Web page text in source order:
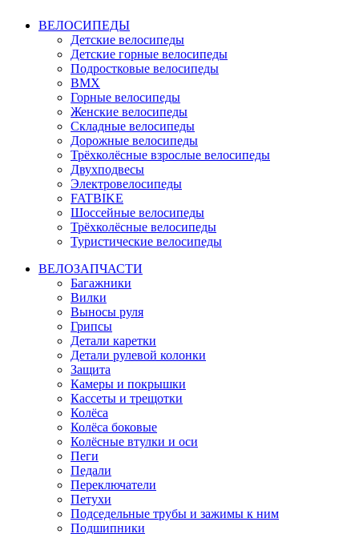
ВЕЛОСИПЕДЫ
Детские велосипеды
Детские горные велосипеды
Подростковые велосипеды
BMX
Горные велосипеды
Женские велосипеды
Складные велосипеды
Дорожные велосипеды
Трёхколёсные взрослые велосипеды
Двухподвесы
Электровелосипеды
FATBIKE
Шоссейные велосипеды
Трёхколёсные велосипеды
Туристические велосипеды
ВЕЛОЗАПЧАСТИ
Багажники
Вилки
Выносы руля
Грипсы
Детали каретки
Детали рулевой колонки
Защита
Камеры и покрышки
Кассеты и трещотки
Колёса
Колёса боковые
Колёсные втулки и оси
Пеги
Педали
Переключатели
Петухи
Подседельные трубы и зажимы к ним
Подшипники